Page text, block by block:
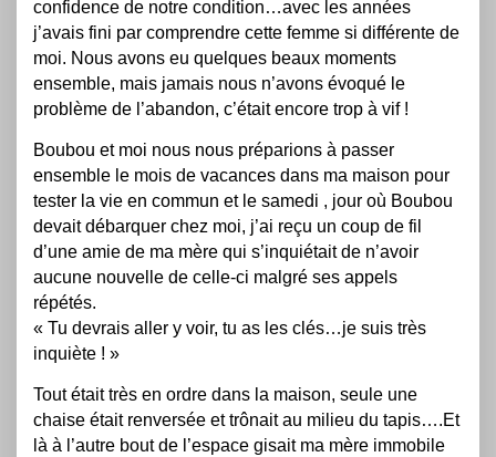
confidence de notre condition…avec les années
j’avais fini par comprendre cette femme si différente de
moi. Nous avons eu quelques beaux moments
ensemble, mais jamais nous n’avons évoqué le
problème de l’abandon, c’était encore trop à vif !
Boubou et moi nous nous préparions à passer
ensemble le mois de vacances dans ma maison pour
tester la vie en commun et le samedi , jour où Boubou
devait débarquer chez moi, j’ai reçu un coup de fil
d’une amie de ma mère qui s’inquiétait de n’avoir
aucune nouvelle de celle-ci malgré ses appels
répétés.
« Tu devrais aller y voir, tu as les clés…je suis très
inquiète ! »
Tout était très en ordre dans la maison, seule une
chaise était renversée et trônait au milieu du tapis….Et
là à l’autre bout de l’espace gisait ma mère immobile